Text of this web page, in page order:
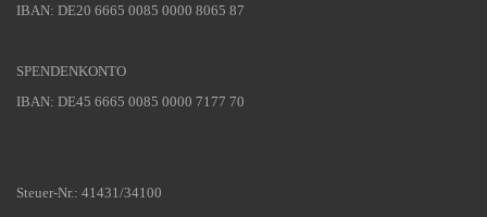
IBAN: DE20 6665 0085 0000 8065 87
SPENDENKONTO
IBAN: DE45 6665 0085 0000 7177 70
Steuer-Nr.: 41431/34100